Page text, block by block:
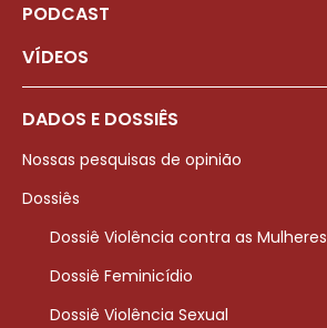
PODCAST
VÍDEOS
DADOS E DOSSIÊS
Nossas pesquisas de opinião
Dossiês
Dossiê Violência contra as Mulheres
Dossiê Feminicídio
Dossiê Violência Sexual